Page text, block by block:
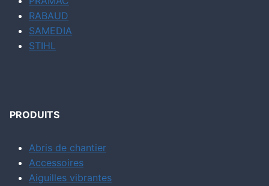
RABAUD
SAMEDIA
STIHL
PRODUITS
Abris de chantier
Accessoires
Aiguilles vibrantes